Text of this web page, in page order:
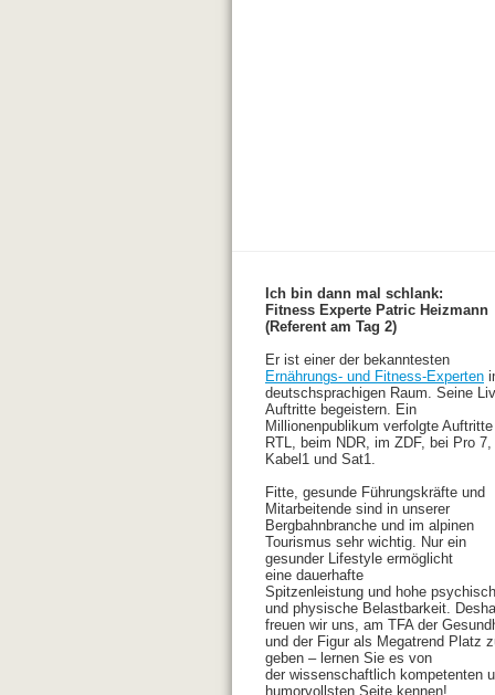
Ich bin dann mal schlank:
Fitness Experte Patric Heizmann
(Referent am Tag 2)
Er ist einer der bekanntesten
Ernährungs- und Fitness-Experten
deutschsprachigen Raum. Seine
Auftritte begeistern. Ein
Millionenpublikum verfolgte
RTL, beim NDR, im ZDF, bei Pro
Kabel1 und Sat1.
Fitte, gesunde Führungskräfte und
Mitarbeitende sind in unserer
Bergbahnbranche und im alpinen
Tourismus sehr wichtig. Nur ein
gesunder Lifestyle ermöglicht
eine dauerhafte
Spitzenleistung und hohe
und physische Belastbarkeit.
freuen wir uns, am TFA der
und der Figur als Megatrend Platz
geben – lernen Sie es von
der wissenschaftlich kompetenten
humorvollsten Seite kennen!